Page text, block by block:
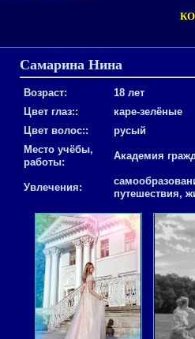
Самарина Нина
Возраст:
18 лет
Цвет глаз::
каре-зелёные
Цвет волос::
русый
Место учёбы,
работы:
Академия
Увлечения:
путешествия,